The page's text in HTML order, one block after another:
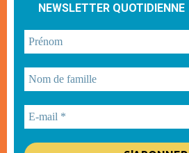
NEWSLETTER QUOTIDIENNE